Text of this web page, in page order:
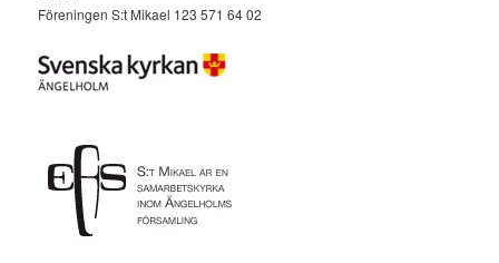
Föreningen S:t Mikael 123 571 64 02